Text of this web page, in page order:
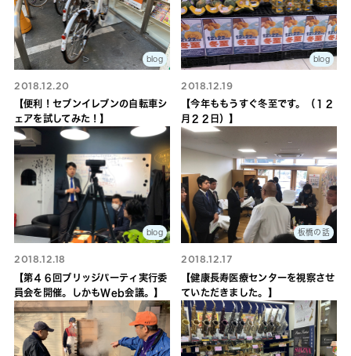
blog
2018.12.20
【便利！セブンイレブンの自転車シ
ェアを試してみた！】
blog
2018.12.19
【今年ももうすぐ冬至です。（１２
月２２日）】
blog
2018.12.18
【第４６回ブリッジパーティ実行委
員会を開催。しかもWeb会議。】
板橋の話
2018.12.17
【健康長寿医療センターを視察させ
ていただきました。】